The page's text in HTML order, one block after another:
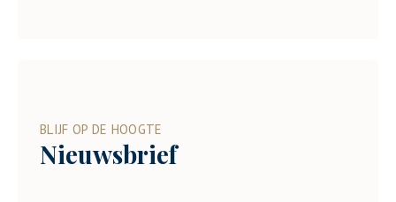
BLIJF OP DE HOOGTE
Nieuwsbrief